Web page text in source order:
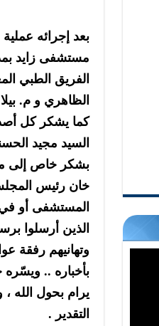
بعد إجرائه
مستشفى زايد
الفريق الطبي
الظاهري و م.
كما يشكر كل
السيد مجيد
بشكر خاص إلى
خان رئيس
المستشفى أو في
الذين أرسلوا
وتهانيهم رفقة
بأخباره .. ويسّره
يرام بحول الله
التقدير .